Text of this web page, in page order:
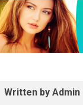
Written by Admin